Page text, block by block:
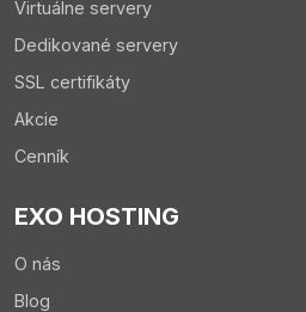
Virtuálne servery
Dedikované servery
SSL certifikáty
Akcie
Cenník
EXO HOSTING
O nás
Blog